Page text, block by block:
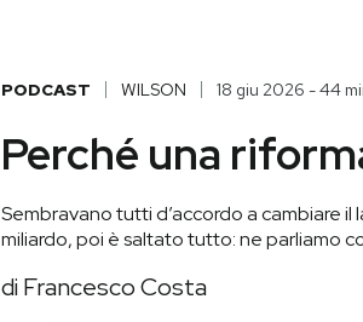
PODCAST WILSON 18 giu 2026 - 44
Perché una
Sembravano tutti d’accordo a cambiare
miliardo, poi è saltato tutto: ne parliamo
diFrancesco Costa